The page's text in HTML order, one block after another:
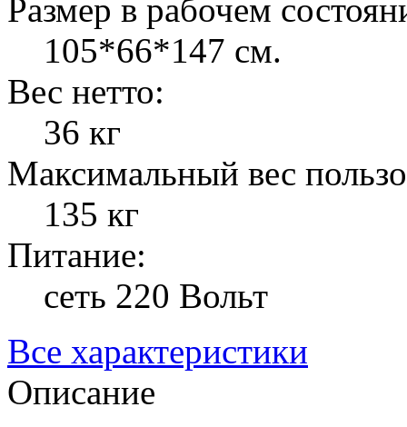
Размер в рабочем
105*66*147 см.
Вес нетто:
36 кг
Максимальный вес
135 кг
Питание:
сеть 220 Вольт
Все характеристики
Описание